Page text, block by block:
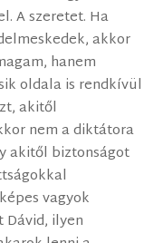
A szeretet. Ha
akkor
hanem
oldala is rendkívül
akitől
nem a diktátora
akitől biztonságot
vagyok
ilyen